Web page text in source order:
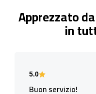
Apprezzato
in
5.0
Buon servizio!